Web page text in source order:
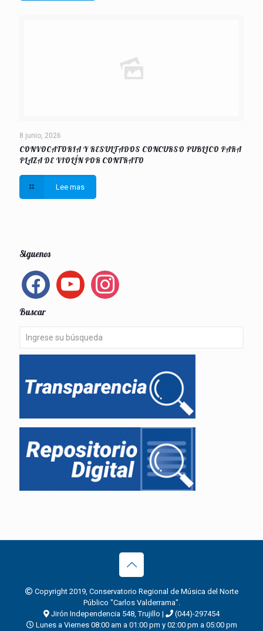
8 junio, 2026
CONVOCATORIA Y RESULTADOS CONCURSO PUBLICO PARA
PLAZA DE VIOLÍN POR CONTRATO
Lee mas
Siguenos
facebook youtube instagram
Buscar
Copyright 2019, Conservatorio Regional de Música del Norte
Público "Carlos Valderrama".
Jirón Independencia 548, Trujillo |
(044)-297454
Lunes a Viernes 08:00 am a 01:00 pm y 02:00 pm a 05:00 pm